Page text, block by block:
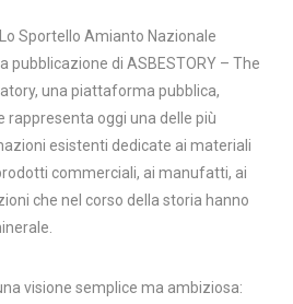
Sportello Amianto Nazionale
pubblicazione di ASBESTORY – The
una piattaforma pubblica,
rappresenta oggi una delle più
esistenti dedicate ai materiali
commerciali, ai manufatti, ai
che nel corso della storia hanno
visione semplice ma ambiziosa: